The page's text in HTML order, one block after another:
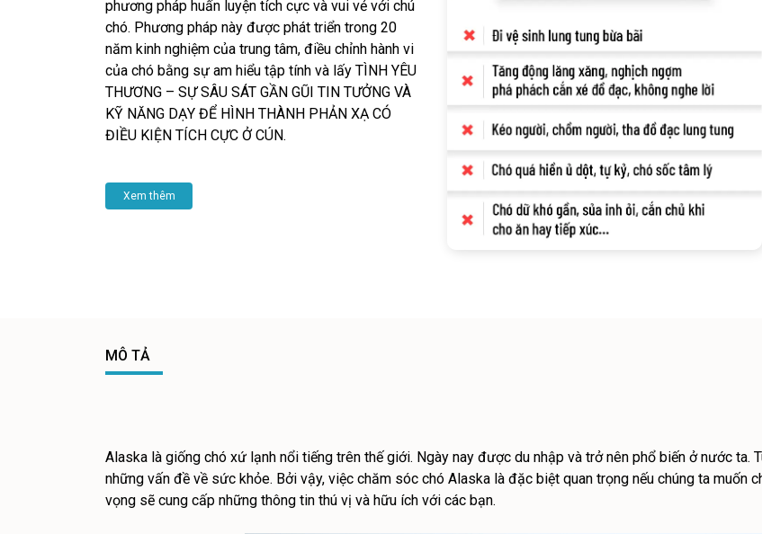
phương pháp huấn luyện tích cực và vui vẻ với chú
chó. Phương pháp này được phát triển trong 20
năm kinh nghiệm của trung tâm, điều chỉnh hành vi
của chó bằng sự am hiểu tập tính và lấy TÌNH YÊU
THƯƠNG – SỰ SÂU SÁT GẦN GŨI TIN TƯỞNG VÀ
KỸ NĂNG DẠY ĐỂ HÌNH THÀNH PHẢN XẠ CÓ
ĐIỀU KIỆN TÍCH CỰC Ở CÚN.
Xem thêm
MÔ TẢ
Alaska là giống chó xứ lạnh nổi tiếng trên thế giới. Ngày nay được du nhập và trở nên phổ biến ở nước ta.
những vấn đề về sức khỏe. Bởi vậy, việc chăm sóc chó Alaska là đặc biệt quan trọng nếu chúng ta muốn
vọng sẽ cung cấp những thông tin thú vị và hữu ích với các bạn.